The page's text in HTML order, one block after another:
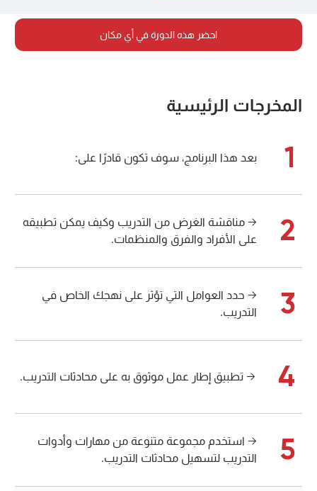
احضر هذه الدورة في أي مكان
المخرجات الرئيسية
1 بعد هذا البرنامج، سوف تكون قادرًا على:
2
→ مناقشة الغرض من التدريب وكيف يمكن تطبيقه
على الأفراد والفرق والمنظمات.
3
→ حدد العوامل التي تؤثر على نهجك الخاص في
التدريب.
4 → تطبيق إطار عمل موثوق به على محادثات التدريب.
5
→ استخدم مجموعة متنوعة من مهارات وأدوات
التدريب لتسهيل محادثات التدريب.